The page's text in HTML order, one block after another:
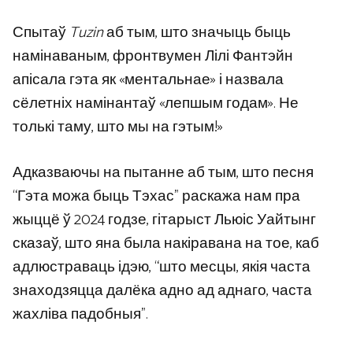
Спытаў Tuzinаб тым, што значыць быць
намінаваным, фронтвумен Лілі Фантэйн
апісала гэта як «ментальнае» і назвала
сёлетніх намінантаў «лепшым годам». Не
толькі таму, што мы на гэтым!»
Адказваючы на ​​пытанне аб тым, што песня
“Гэта можа быць Тэхас” раскажа нам пра
жыццё ў 2024 годзе, гітарыст Льюіс Уайтынг
сказаў, што яна была накіравана на тое, каб
адлюстраваць ідэю, “што месцы, якія часта
знаходзяцца далёка адно ад аднаго, часта
жахліва падобныя”.